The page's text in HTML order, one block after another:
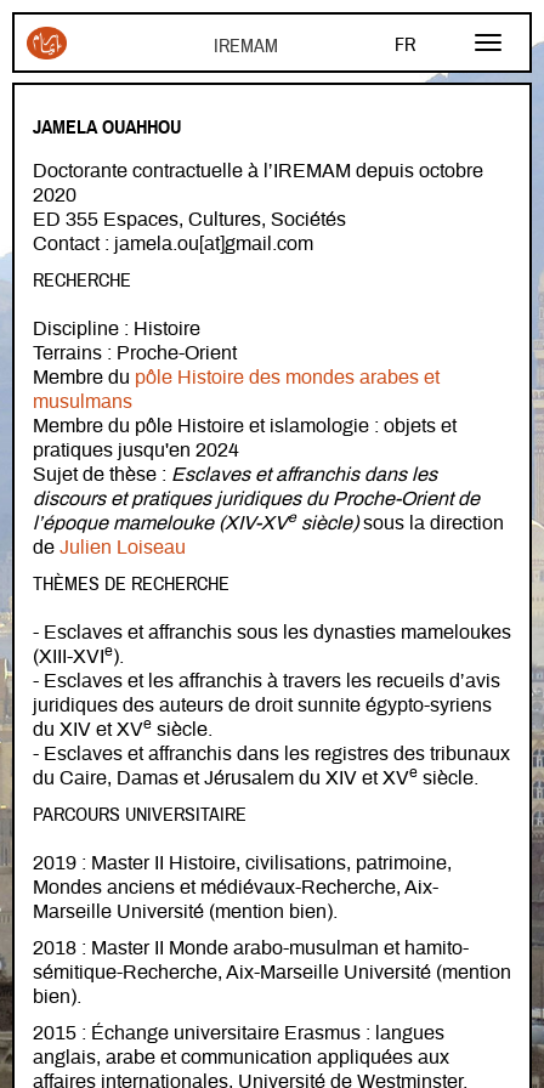
FR
EN
Aller au contenu principal
JAMELA OUAHHOU
Doctorante contractuelle à l’IREMAM depuis octobre
2020
ED 355 Espaces, Cultures, Sociétés
Contact : jamela.ou[at]gmail.com
RECHERCHE
Discipline : Histoire
Terrains : Proche-Orient
Membre du pôle Histoire des mondes arabes et
musulmans
Membre du pôle Histoire et islamologie : objets et
pratiques jusqu'en 2024
Sujet de thèse : Esclaves et affranchis dans les
discours et pratiques juridiques du Proche-Orient de
l’époque mamelouke (XIV-XVesiècle)sous la direction
de Julien Loiseau
THÈMES DE RECHERCHE
- Esclaves et affranchis sous les dynasties mameloukes
(XIII-XVI e).
- Esclaves et les affranchis à travers les recueils d’avis
juridiques des auteurs de droit sunnite égypto-syriens
du XIV et XVe siècle.
- Esclaves et affranchis dans les registres des tribunaux
du Caire, Damas et Jérusalem du XIV et XVe siècle.
PARCOURS UNIVERSITAIRE
2019 : Master II Histoire, civilisations, patrimoine,
Mondes anciens et médiévaux-Recherche, Aix-
Marseille Université (mention bien).
2018 : Master II Monde arabo-musulman et hamito-
sémitique-Recherche, Aix-Marseille Université (mention
bien).
2015 : Échange universitaire Erasmus : langues
anglais, arabe et communication appliquées aux
affaires internationales, Université de Westminster.